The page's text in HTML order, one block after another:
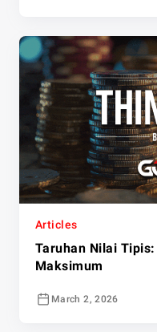
Articles
Taruhan Nilai
Maksimum
March 2, 2026